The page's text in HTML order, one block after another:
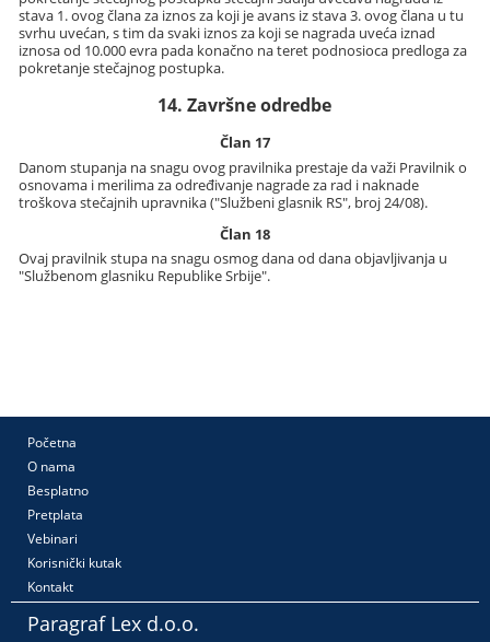
stava 1. ovog člana za iznos za koji je avans iz stava 3. ovog člana u tu
svrhu uvećan, s tim da svaki iznos za koji se nagrada uveća iznad
iznosa od 10.000 evra pada konačno na teret podnosioca predloga za
pokretanje stečajnog postupka.
14. Završne odredbe
Član 17
Danom stupanja na snagu ovog pravilnika prestaje da važi Pravilnik o
osnovama i merilima za određivanje nagrade za rad i naknade
troškova stečajnih upravnika ("Službeni glasnik RS", broj 24/08).
Član 18
Ovaj pravilnik stupa na snagu osmog dana od dana objavljivanja u
"Službenom glasniku Republike Srbije".
Početna
O nama
Besplatno
Pretplata
Vebinari
Korisnički kutak
Kontakt
Paragraf Lex d.o.o.